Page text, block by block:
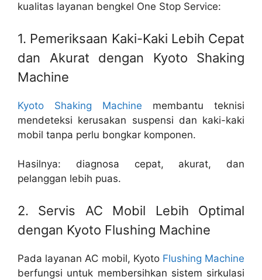
kualitas layanan bengkel One Stop Service:
1. Pemeriksaan Kaki-Kaki Lebih Cepat
dan Akurat dengan Kyoto Shaking
Machine
Kyoto Shaking Machine membantu teknisi
mendeteksi kerusakan suspensi dan kaki-kaki
mobil tanpa perlu bongkar komponen.
Hasilnya: diagnosa cepat, akurat, dan
pelanggan lebih puas.
2. Servis AC Mobil Lebih Optimal
dengan Kyoto Flushing Machine
Pada layanan AC mobil, Kyoto Flushing Machine
berfungsi untuk membersihkan sistem sirkulasi